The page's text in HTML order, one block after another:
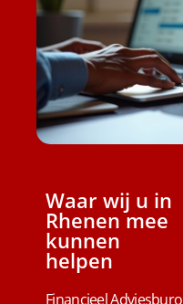
Waar wij u in
Rhenen mee
kunnen
helpen
Financieel Adviesburo